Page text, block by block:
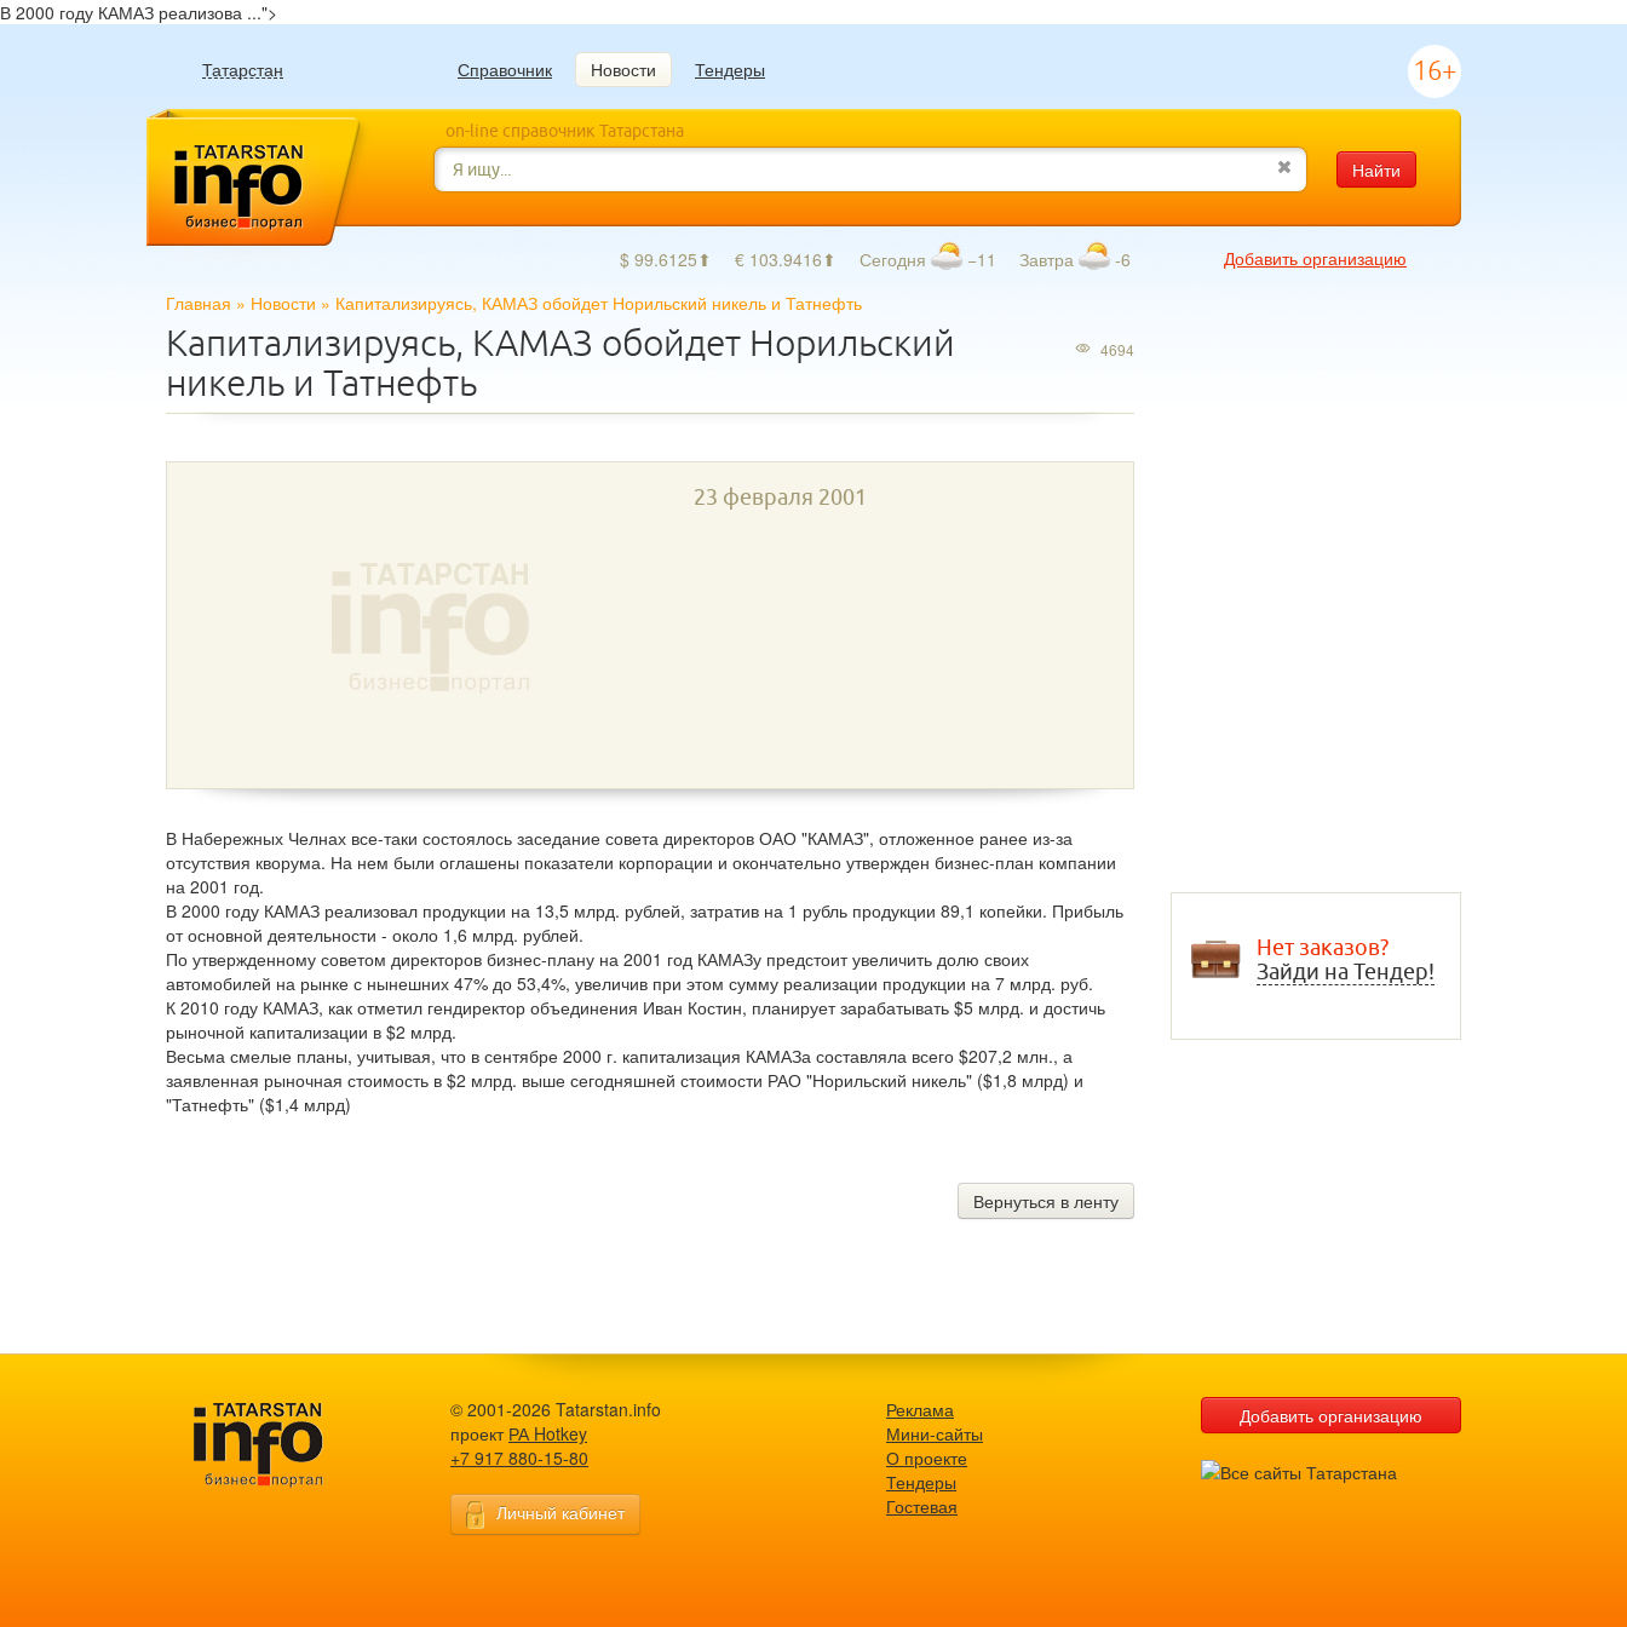
В 2000 году КАМАЗ реализова ...">
Татарстан Справочник Новости Тендеры 16+
on-line справочник Татарстана
Найти
$ 99.6125⬆ € 103.9416⬆ Сегодня −11 Завтра -6
Добавить организацию
Главная » Новости » Капитализируясь, КАМАЗ обойдет Норильский никель и Татнефть
4694
Капитализируясь, КАМАЗ обойдет Норильский
никель и Татнефть
23 февраля 2001
В Набережных Челнах все-таки состоялось заседание совета директоров ОАО "КАМАЗ", отложенное ранее из-за
отсутствия кворума. На нем были оглашены показатели корпорации и окончательно утвержден бизнес-план компании
на 2001 год.
В 2000 году КАМАЗ реализовал продукции на 13,5 млрд. рублей, затратив на 1 рубль продукции 89,1 копейки. Прибыль
от основной деятельности - около 1,6 млрд. рублей.
По утвержденному советом директоров бизнес-плану на 2001 год КАМАЗу предстоит увеличить долю своих
автомобилей на рынке с нынешних 47% до 53,4%, увеличив при этом сумму реализации продукции на 7 млрд. руб.
К 2010 году КАМАЗ, как отметил гендиректор объединения Иван Костин, планирует зарабатывать $5 млрд. и достичь
рыночной капитализации в $2 млрд.
Весьма смелые планы, учитывая, что в сентябре 2000 г. капитализация КАМАЗа составляла всего $207,2 млн., а
заявленная рыночная стоимость в $2 млрд. выше сегодняшней стоимости РАО "Норильский никель" ($1,8 млрд) и
"Татнефть" ($1,4 млрд)
Вернуться в ленту
Нет заказов?
Зайди на Тендер!
© 2001-2026 Tatarstan.info
проект РА Hotkey
+7 917 880-15-80
Личный кабинет
Реклама
Мини-сайты
О проекте
Тендеры
Гостевая
Добавить организацию